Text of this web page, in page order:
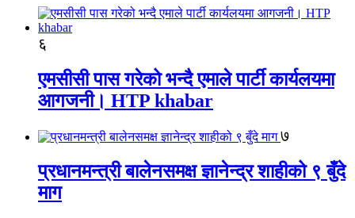
६
एमसीसी पास गरेको भन्दै एमाले पार्टी कार्यलयमा
आगजनी। HTP khabar
७
प्रधानमन्त्री बालेनसमक्ष ज्ञानेन्द्र शाहीको ९ बुँदे
माग